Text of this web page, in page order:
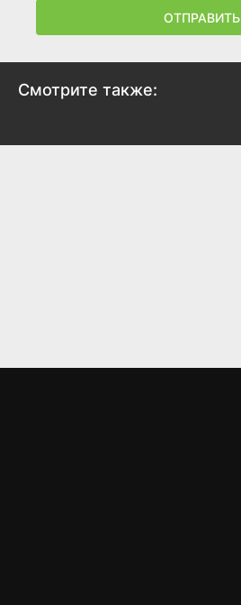
ОТПРАВИТЬ
Смотрите также: